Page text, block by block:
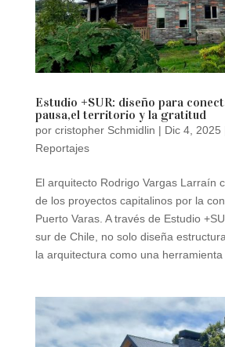
Estudio +SUR: diseño para
pausa,el territorio y la gratitud
por cristopher Schmidlin | Dic 4, 2025
Reportajes
El arquitecto Rodrigo Vargas Larraín
de los proyectos capitalinos por la
Puerto Varas. A través de Estudio
sur de Chile, no solo diseña
la arquitectura como una herramienta